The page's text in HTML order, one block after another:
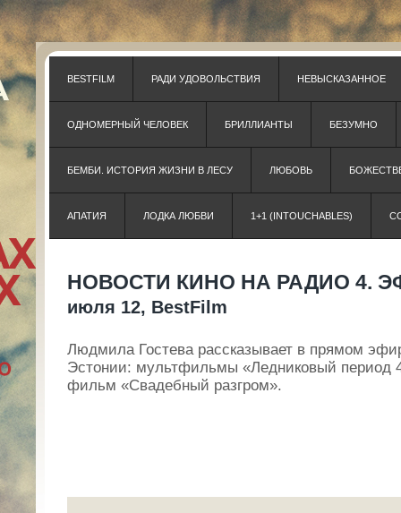
BESTFILM РАДИ УДОВОЛЬСТВИЯ НЕВЫСКАЗАННОЕ
ОДНОМЕРНЫЙ ЧЕЛОВЕК БРИЛЛИАНТЫ БЕЗУМНО
БЕМБИ. ИСТОРИЯ ЖИЗНИ В ЛЕСУ ЛЮБОВЬ
АПАТИЯ ЛОДКА ЛЮБВИ 1+1 (INTOUCHABLES)
НОВОСТИ КИНО НА РАДИО 4.
июля 12, BestFilm
Людмила Гостева рассказывает в прямом
Эстонии: мультфильмы «Ледниковый период
фильм «Свадебный разгром».